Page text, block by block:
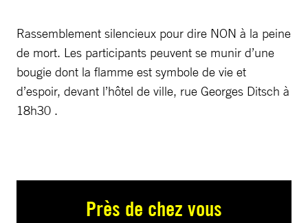
Rassemblement silencieux pour dire NON à la peine
de mort. Les participants peuvent se munir d’une
bougie dont la flamme est symbole de vie et
d’espoir, devant l’hôtel de ville, rue Georges Ditsch à
18h30 .
Près de chez vous